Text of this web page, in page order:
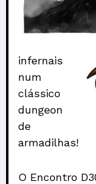
infernais
num
clássico
dungeon
de
armadilhas!
O Encontro